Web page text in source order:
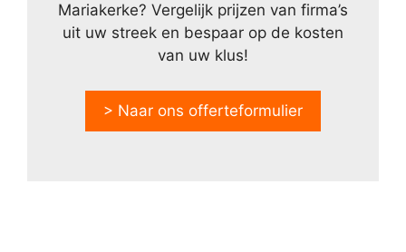
Mariakerke? Vergelijk prijzen van firma’s
uit uw streek en bespaar op de kosten
van uw klus!
> Naar ons offerteformulier